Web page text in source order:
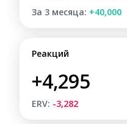
За 3 месяца: +40,000
Реакций
+4,295
ERV: -3,282